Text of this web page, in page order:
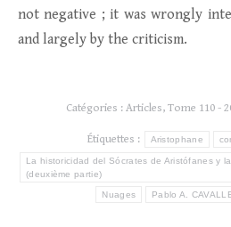
not negative ; it was wrongly
and largely by the criticism.
Catégories : Articles, Tome 110 -
Étiquettes : Aristophane
La historicidad del Sócrates de Aristófanes y
(deuxième partie)
Nuages Pablo A.